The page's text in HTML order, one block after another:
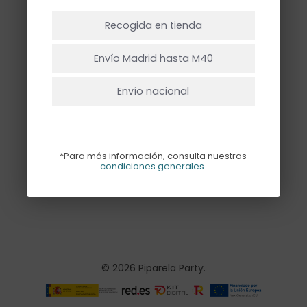
KIT MARIPOSA
© 2026 Piparela Party.
Recogida en tienda
Envío Madrid hasta M40
Envío nacional
*Para más información, consulta nuestras
condiciones generales.